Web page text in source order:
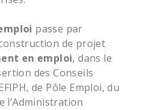
passe par
de projet
en emploi, dans le
des Conseils
de Pôle Emploi, du
l’Administration